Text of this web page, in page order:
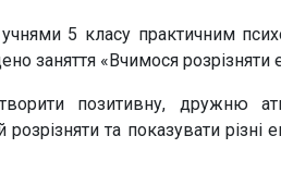
учнями 5 класу практичним
заняття «Вчимося розрізняти
позитивну, дружню
розрізняти та показувати різні